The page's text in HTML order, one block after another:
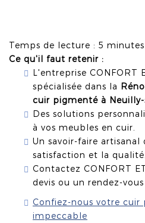
Temps de lecture : 5 minutes
Ce qu'il faut retenir :
L'entreprise CONFORT
spécialisée dans la
cuir pigmenté à Neuilly-
Des solutions
à vos meubles en cuir.
Un savoir-faire
satisfaction et la qualité.
Contactez CONFORT
devis ou un rendez-vous
Confiez-nous votre cuir
impeccable